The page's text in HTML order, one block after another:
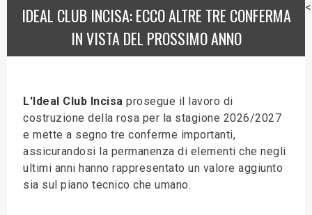
IDEAL CLUB INCISA: ECCO ALTRE TRE CONFERMA
IN VISTA DEL PROSSIMO ANNO
L'Ideal Club Incisa prosegue il lavoro di
costruzione della rosa per la stagione 2026/2027
e mette a segno tre conferme importanti,
assicurandosi la permanenza di elementi che negli
ultimi anni hanno rappresentato un valore aggiunto
sia sul piano tecnico che umano.
<